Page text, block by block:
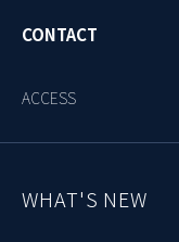
CONTACT
ACCESS
WHAT'S NEW